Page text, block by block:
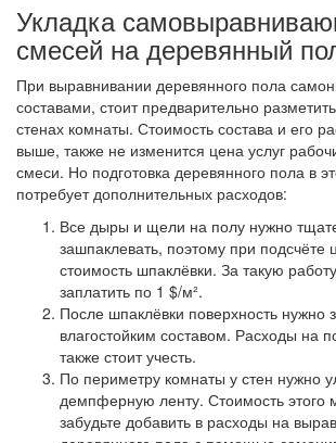
Укладка
смесей на деревянный
При выравнивании деревянного пола
составами, стоит предварительно
стенах комнаты. Стоимость состава и его
выше, также не изменится цена услуг
смеси. Но подготовка деревянного пола в
потребует дополнительных расходов:
Все дыры и щели на полу нужно
зашпаклевать, поэтому при подсчёте
стоимость шпаклёвки. За такую
заплатить по 1 $/м².
После шпаклёвки поверхность нужно
влагостойким составом. Расходы на
также стоит учесть.
По периметру комнаты у стен нужно
демпферную ленту. Стоимость этого
забудьте добавить в расходы на